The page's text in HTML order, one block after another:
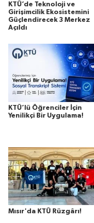
KTÜ’de Teknoloji ve
Girişimcilik Ekosistemini
Güçlendirecek 3 Merkez
Açıldı
KTÜ’lü Öğrenciler İçin
Yenilikçi Bir Uygulama!
Mısır'da KTÜ Rüzgârı!